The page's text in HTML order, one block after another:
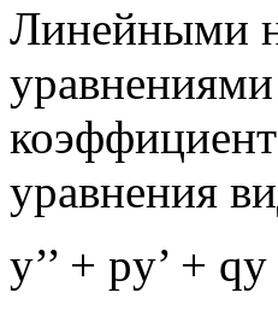
Линейными
уравнения
y’’ + py’ +